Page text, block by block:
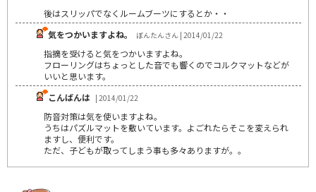
後はスリッパでなくルームブーツにするとか・・
気をつかいますよね。
ぼんたんさん | 2014/01/22
指摘を受けると気をつかいますよね。
フローリングはちょっとした音でも響くのでコルクマットなどが
いいと思います。
こんばんは | 2014/01/22
防音対策は気を使いますよね。
うちはパズルマットを敷いています。よごれたらそこを変えられ
ますし、便利です。
ただ、子どもが取ってしまう事も多々ありますが。。